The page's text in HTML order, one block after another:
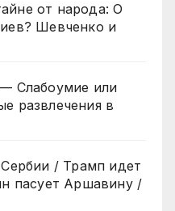
от народа: О
Шевченко и
Слабоумие или
развлечения в
/ Трамп идет
пасует Аршавину /